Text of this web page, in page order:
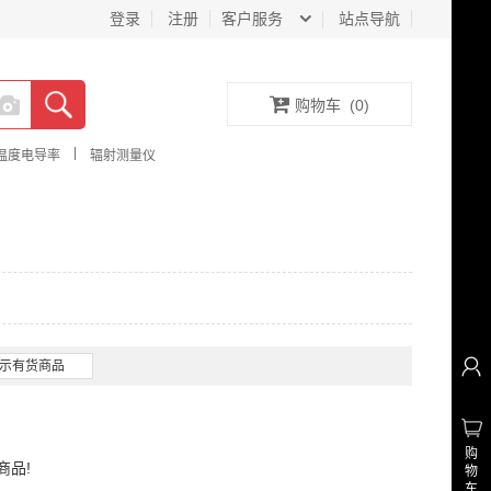
客户服务 站点导航
登录 注册
度电导率 辐射测量仪
购物车 (0)
有货商品
品!
购
物